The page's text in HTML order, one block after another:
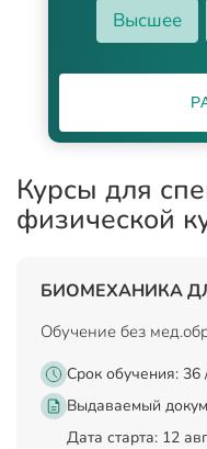
Высшее
Курсы для
физической
БИОМЕХАНИКА
Обучение без
Срок обучения: 36
Выдаваемый
Дата старта: 12